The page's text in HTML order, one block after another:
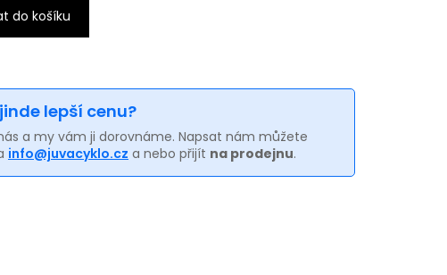
do košíku
lepší cenu?
a my vám ji dorovnáme. Napsat nám můžete
info@juvacyklo.cz a nebo přijít na prodejnu.